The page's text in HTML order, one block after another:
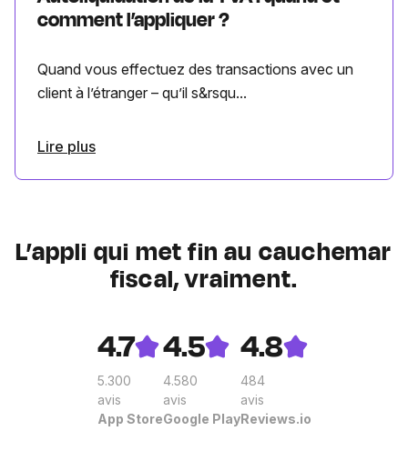
comment l’appliquer ?
Quand vous effectuez des transactions avec un
client à l’étranger – qu’il s&rsqu...
Lire plus
L’appli qui met fin au cauchemar
fiscal, vraiment.
4.7
5.300
avis
App Store
4.5
4.580
avis
Google Play
4.8
484
avis
Reviews.io